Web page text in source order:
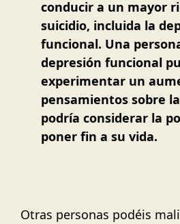
conducir a un mayor
suicidio, incluida la
funcional. Una
depresión funcional
experimentar un
pensamientos sobre
podría considerar la
poner fin a su vida.
Otras personas podéis